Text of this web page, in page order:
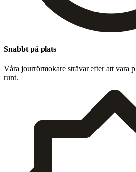
Snabbt på plats
Våra jour­rörmokare strä­var efter att vara
runt.